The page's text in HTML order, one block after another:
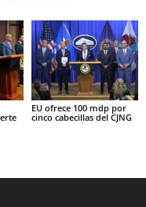
EU ofrece 100 mdp por
cinco cabecillas del CJNG